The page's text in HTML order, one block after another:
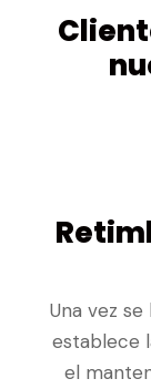
Una vez se
establece
el